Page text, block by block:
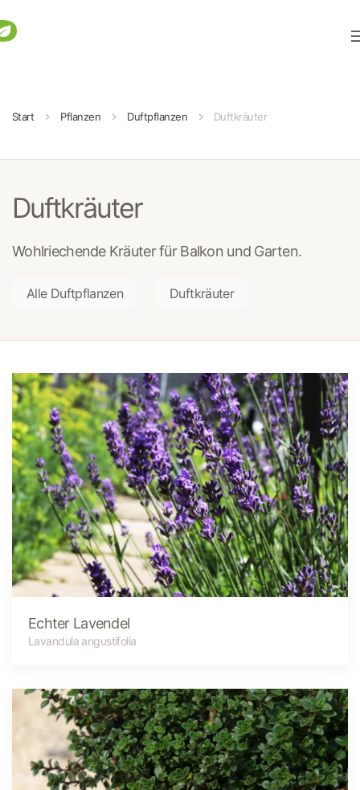
Start Pflanzen Duftpflanzen Duftkräuter
Duftkräuter
Wohlriechende Kräuter für Balkon und Garten.
Alle Duftpflanzen Duftkräuter
Echter Lavendel
Lavandula angustifolia